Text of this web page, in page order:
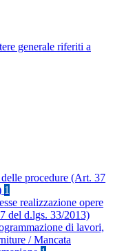
generale riferiti a
procedure (Art. 37
1
realizzazione opere
del d.lgs. 33/2013)
di lavori,
/ Mancata